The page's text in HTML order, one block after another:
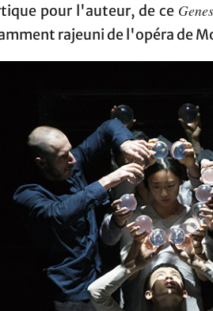
pour l'auteur, de ce
rajeuni de l'opéra de